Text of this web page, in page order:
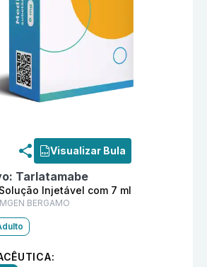
Visualizar Bula
Tarlatamabe
Injetável com 7 ml
BERGAMO